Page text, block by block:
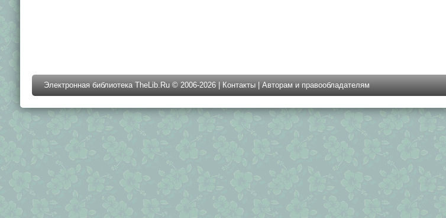
Электронная библиотека TheLib.Ru © 2006-2026 | Контакты| Авторам и правообладателям